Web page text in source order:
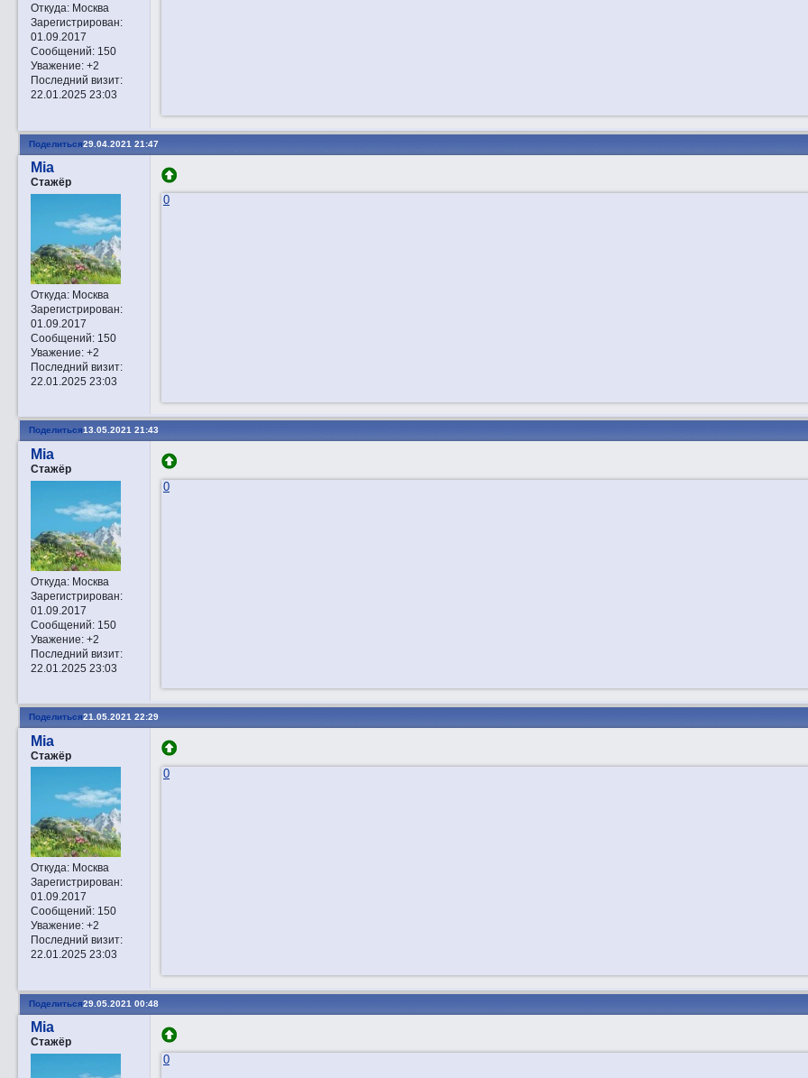
Откуда:Москва
Зарегистрирован:
01.09.2017
Сообщений:150
Уважение: +2
Последний визит:
22.01.2025 23:03
Поделиться29.04.2021 21:47
Mia
Стажёр
Откуда:Москва
Зарегистрирован:
01.09.2017
Сообщений:150
Уважение: +2
Последний визит:
22.01.2025 23:03
0
Поделиться13.05.2021 21:43
Mia
Стажёр
Откуда:Москва
Зарегистрирован:
01.09.2017
Сообщений:150
Уважение: +2
Последний визит:
22.01.2025 23:03
0
Поделиться21.05.2021 22:29
Mia
Стажёр
Откуда:Москва
Зарегистрирован:
01.09.2017
Сообщений:150
Уважение: +2
Последний визит:
22.01.2025 23:03
0
Поделиться29.05.2021 00:48
Mia
Стажёр
0